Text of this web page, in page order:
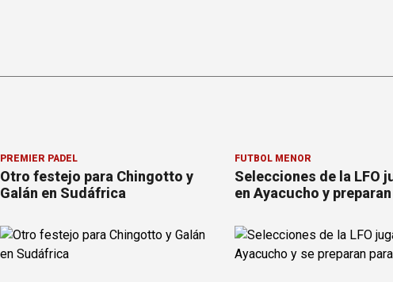
PREMIER PÁDEL
Otro festejo para Chingotto y
Galán en Sudáfrica
FÚTBOL MENOR
Selecciones de la LFO
en Ayacucho y